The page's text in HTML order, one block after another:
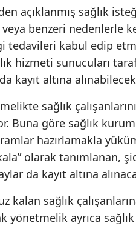
açıklanmış sağlık
veya benzeri nedenlerle
tedavileri kabul edip
hizmeti sunucuları
kayıt altına
sağlık
Buna göre sağlık
hazırlamakla
olarak tanımlanan,
da kayıt altına
kalan sağlık
yönetmelik ayrıca